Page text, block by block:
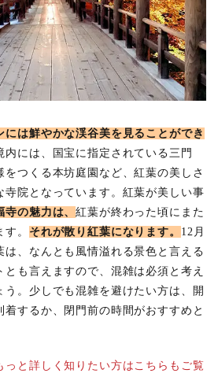
には鮮やかな渓谷美を見ることができ
内には、国宝に指定されている三門
つくる本坊庭園など、紅葉の美しさ
寺院となっています。紅葉が美しい事
寺の魅力は、紅葉が終わった頃にまた
。 それが散り紅葉になります。 12月
は、なんとも風情溢れる景色と言える
とも言えますので、混雑は必須と考え
う。少しでも混雑を避けたい方は、開
着するか、閉門前の時間がおすすめと
っと詳しく知りたい方はこちらもご覧